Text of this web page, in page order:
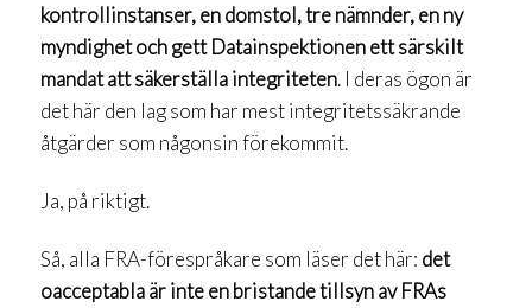
kontrollinstanser, en domstol, tre nämnder, en ny
myndighet och gett Datainspektionen ett särskilt
mandat att säkerställa integriteten. I deras ögon är
det här den lag som har mest integritetssäkrande
åtgärder som någonsin förekommit.
Ja, på riktigt.
Så, alla FRA-förespråkare som läser det här: det
oacceptabla är inte en bristande tillsyn av FRAs